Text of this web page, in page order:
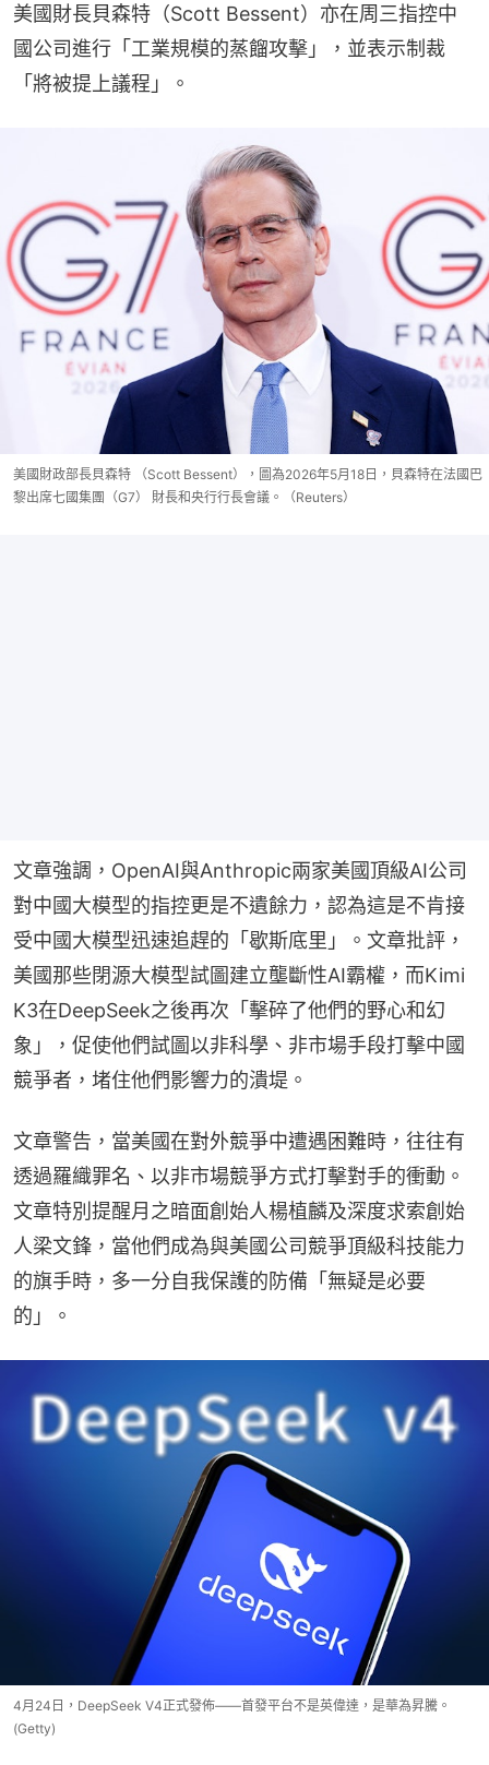
美國財長貝森特（Scott Bessent）亦在周三指控中
國公司進行「工業規模的蒸餾攻擊」，並表示制裁
「將被提上議程」。
美國財政部長貝森特 （Scott Bessent），圖為2026年5月18日，貝森特在法國巴
黎出席七國集團（G7） 財長和央行行長會議。（Reuters）
文章強調，OpenAI與Anthropic兩家美國頂級AI公司
對中國大模型的指控更是不遺餘力，認為這是不肯接
受中國大模型迅速追趕的「歇斯底里」。文章批評，
美國那些閉源大模型試圖建立壟斷性AI霸權，而Kimi
K3在DeepSeek之後再次「擊碎了他們的野心和幻
象」，促使他們試圖以非科學、非市場手段打擊中國
競爭者，堵住他們影響力的潰堤。
文章警告，當美國在對外競爭中遭遇困難時，往往有
透過羅織罪名、以非市場競爭方式打擊對手的衝動。
文章特別提醒月之暗面創始人楊植麟及深度求索創始
人梁文鋒，當他們成為與美國公司競爭頂級科技能力
的旗手時，多一分自我保護的防備「無疑是必要
的」。
4月24日，DeepSeek V4正式發佈——首發平台不是英偉達，是華為昇騰。
(Getty)